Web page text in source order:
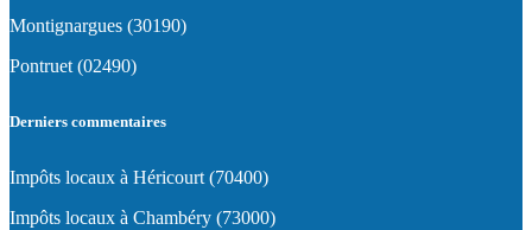
Montignargues (30190)
Pontruet (02490)
Derniers commentaires
Impôts locaux à Héricourt (70400)
Impôts locaux à Chambéry (73000)